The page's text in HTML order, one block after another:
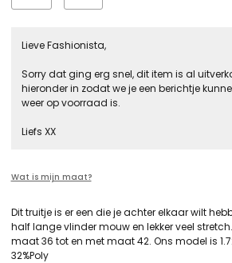
Lieve Fashionista,
Sorry dat ging erg snel, dit item is al
hieronder in zodat we je een berichtje
weer op voorraad is.
Liefs XX
Wat is mijn maat?
Dit truitje is er een die je achter elkaar wilt
half lange vlinder mouw en lekker veel
maat 36 tot en met maat 42. Ons model is
32%Poly